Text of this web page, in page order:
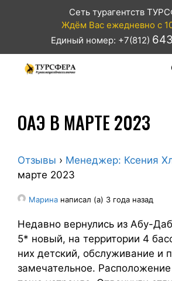
Сеть турагентств
Ждём Вас ежедневно с
Единый номер: +7(812)
ОАЭ В МАРТЕ 2023
Отзывы › Менеджер: Ксения
марте 2023
Марина написал (а) 3 года назад
Недавно вернулись из Абу-
5* новый, на территории 4
них детский, обслуживание и
замечательное.